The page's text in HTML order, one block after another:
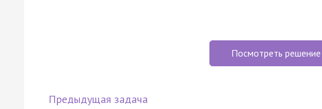
Посмотреть решение
Предыдущая задача